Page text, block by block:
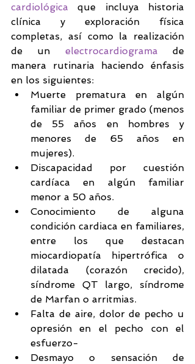
cardiológica que incluya historia
clínica y exploración física
completas, así como la realización
de un electrocardiograma de
manera rutinaria haciendo énfasis
en los siguientes:
Muerte prematura en algún
familiar de primer grado (menos
de 55 años en hombres y
menores de 65 años en
mujeres).
Discapacidad por cuestión
cardíaca en algún familiar
menor a 50 años.
Conocimiento de alguna
condición cardiaca en familiares,
entre los que destacan
miocardiopatía hipertrófica o
dilatada (corazón crecido),
síndrome QT largo, síndrome
de Marfan o arritmias.
Falta de aire, dolor de pecho u
opresión en el pecho con el
esfuerzo-
Desmayo o sensación de